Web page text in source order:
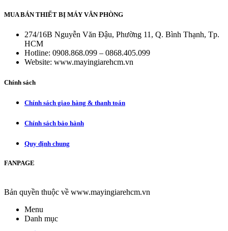
MUA BÁN THIẾT BỊ MÁY VĂN PHÒNG
274/16B Nguyễn Văn Đậu, Phường 11, Q. Bình Thạnh, Tp.
HCM
Hotline: 0908.868.099 – 0868.405.099
Website: www.mayingiarehcm.vn
Chính sách
Chính sách giao hàng & thanh toán
Chính sách bảo hành
Quy định chung
FANPAGE
Bản quyền thuộc về www.mayingiarehcm.vn
Menu
Danh mục